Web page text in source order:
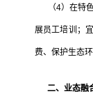
（4）在特色
展员工培训；
费、保护生态
二、业态融